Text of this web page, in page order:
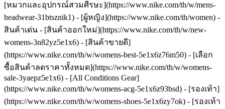
[หมวกและอุปกรณ์สวมศีรษะ](https://www.nike.com/th/w/mens-
headwear-31btsznik1) - [ผู้หญิง](https://www.nike.com/th/women) -
สินค้าเด่น - [สินค้าออกใหม่](https://www.nike.com/th/w/new-
womens-3n82yz5e1x6) - [สินค้าขายดี]
(https://www.nike.com/th/w/womens-best-5e1x6z76m50) - [เลือก
ซื้อสินค้าลดราคาทั้งหมด](https://www.nike.com/th/w/womens-
sale-3yaepz5e1x6) - [All Conditions Gear]
(https://www.nike.com/th/w/womens-acg-5e1x6z93bsd) - [รองเท้า]
(https://www.nike.com/th/w/womens-shoes-5e1x6zy7ok) - [รองเท้า